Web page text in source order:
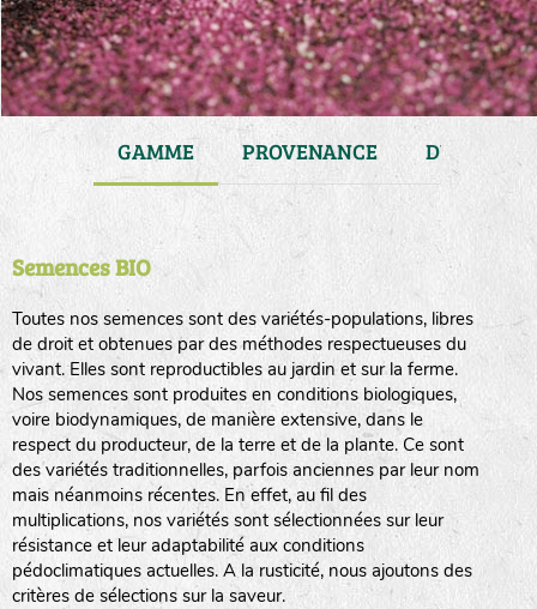
GAMME PROVENANCE DURÉE DE
Semences BIO
Toutes nos semences sont des variétés-populations, libres
de droit et obtenues par des méthodes respectueuses du
vivant. Elles sont reproductibles au jardin et sur la ferme.
Nos semences sont produites en conditions biologiques,
voire biodynamiques, de manière extensive, dans le
respect du producteur, de la terre et de la plante. Ce sont
des variétés traditionnelles, parfois anciennes par leur nom
mais néanmoins récentes. En effet, au fil des
multiplications, nos variétés sont sélectionnées sur leur
résistance et leur adaptabilité aux conditions
pédoclimatiques actuelles. A la rusticité, nous ajoutons des
critères de sélections sur la saveur.
haies
zone sauvage